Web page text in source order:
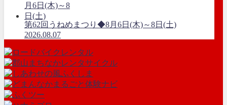
第62回うねめまつり◆8月6日(木)～8日(土)
2026.08.07